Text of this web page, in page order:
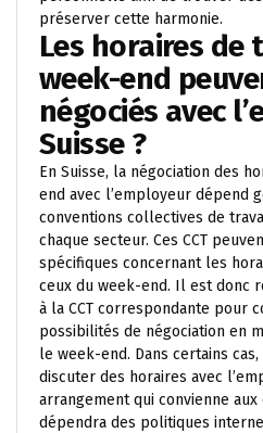
préserver cette harmonie.
Les horaires de
week-end
négociés avec
Suisse ?
En Suisse, la négociation des
end avec l’employeur dépend
conventions collectives de
chaque secteur. Ces CCT
spécifiques concernant les
ceux du week-end. Il est donc
à la CCT correspondante pour
possibilités de négociation en
le week-end. Dans certains
discuter des horaires avec
arrangement qui convienne
dépendra des politiques